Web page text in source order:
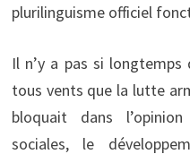
plurilinguisme officiel
Il n’y a pas si
tous vents que la lutte
bloquait dans
sociales, le